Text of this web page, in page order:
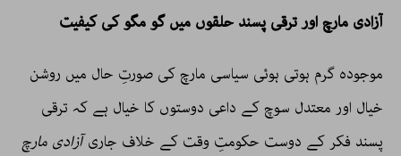
آزادی مارچ اور ترقی پسند حلقوں میں گو مگو کی کیفیت
موجودہ گرم ہوتی ہوئی سیاسی مارچ کی صورتِ حال میں روشن
خیال اور معتدل سوچ کے داعی دوستوں کا خیال ہے کہ ترقی
پسند فکر کے دوست حکومتِ وقت کے خلاف جاریآزادی مارچ